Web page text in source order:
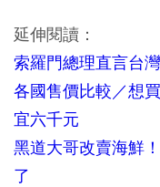
延伸閱讀：
索羅門總理直言台
各國售價比較／想
宜六千元
黑道大哥改賣海鮮
了